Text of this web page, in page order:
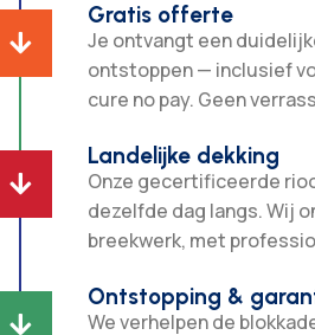

Gratis offerte
Je ontvangt een
ontstoppen — inclusief
cure no pay. Geen

Landelijke dekking
Onze gecertificeerde
dezelfde dag langs. Wij
breekwerk, met

Ontstopping &
We verhelpen de